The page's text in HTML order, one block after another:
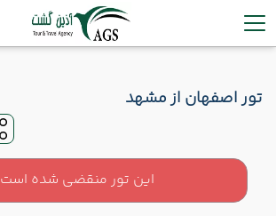
تور اصفهان از مشهد
این تور منقضی شده است